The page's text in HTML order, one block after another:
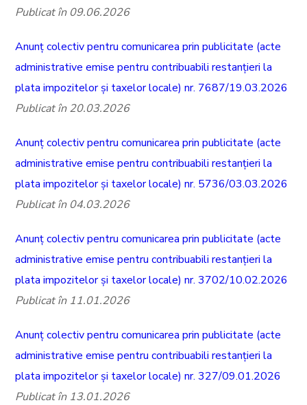
Publicat în 09.06.2026
Anunț colectiv pentru comunicarea prin publicitate (acte
administrative emise pentru contribuabili restanțieri la
plata impozitelor și taxelor locale) nr. 7687/19.03.2026
Publicat în 20.03.2026
Anunț colectiv pentru comunicarea prin publicitate (acte
administrative emise pentru contribuabili restanțieri la
plata impozitelor și taxelor locale) nr. 5736/03.03.2026
Publicat în 04.03.2026
Anunț colectiv pentru comunicarea prin publicitate (acte
administrative emise pentru contribuabili restanțieri la
plata impozitelor și taxelor locale) nr. 3702/10.02.2026
Publicat în 11.01.2026
Anunț colectiv pentru comunicarea prin publicitate (acte
administrative emise pentru contribuabili restanțieri la
plata impozitelor și taxelor locale) nr. 327/09.01.2026
Publicat în 13.01.2026